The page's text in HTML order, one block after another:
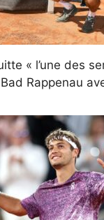
« l’une des
Rappenau